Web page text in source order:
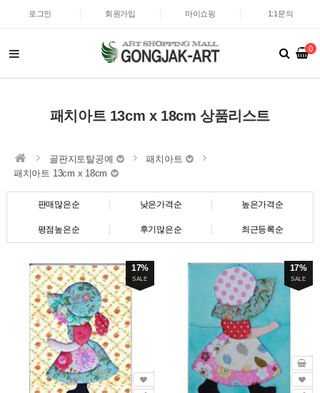
로그인 회원가입 마이쇼핑 1:1문의
0
패치아트 13cm x 18cm 상품리스트
골판지토탈공예
패치아트
패치아트 13cm x 18cm
판매많은순 낮은가격순 높은가격순
평점높은순 후기많은순 최근등록순
17%
SALE
17%
SALE